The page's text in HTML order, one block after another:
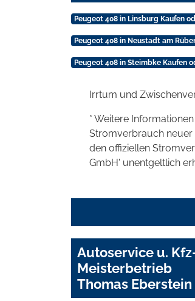
Peugeot 408 in Linsburg Kaufen
Peugeot 408 in Neustadt am
Peugeot 408 in Steimbke Kaufen
Irrtum und
* Weitere
Stromverbrauch neuer
den offiziellen
GmbH' unentgeltlich
Autoservice u.
Meisterbetrieb
Thomas Eberstein